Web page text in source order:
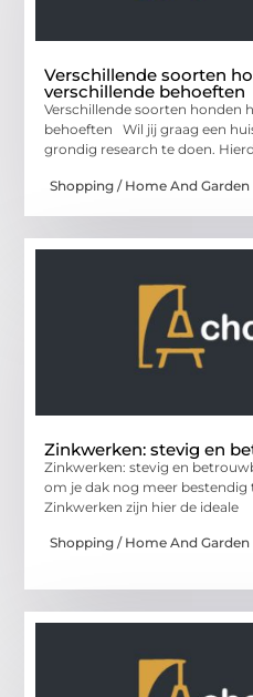
Verschillende soorten
verschillende behoeften
Verschillende soorten honden
behoeften Wil jij graag een
grondig research te doen.
Shopping / Home And Garden
Zinkwerken: stevig en
Zinkwerken: stevig en
om je dak nog meer
Zinkwerken zijn hier de ideale
Shopping / Home And Garden